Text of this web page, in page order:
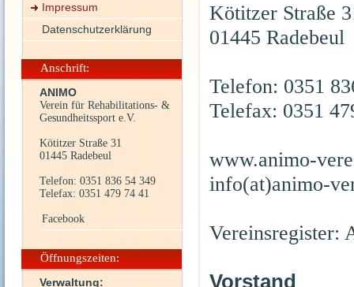
Impressum
Datenschutzerklärung
Anschrift:
ANIMO
Verein für Rehabilitations- &
Gesundheitssport e.V.
Kötitzer Straße 31
01445 Radebeul
Telefon: 0351 836 54 349
Telefax: 0351 479 74 41
Facebook
Öffnungszeiten:
Verwaltung:
Kötitzer Straße
01445 Radebeul
Telefon: 0351
Telefax: 0351
www.animo-
info(at)animo-
Vereinsregister:
Vorstand